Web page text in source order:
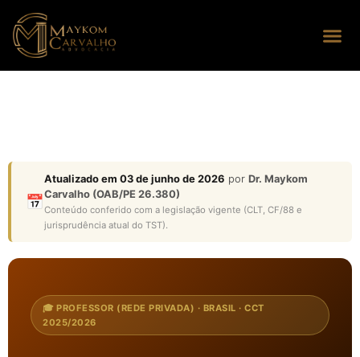
📅
Atualizado em 03 de junho de 2026 por Dr. Maykom
Carvalho (OAB/PE 26.380)
Conteúdo conferido com a legislação vigente (CLT, CF/88 e
jurisprudência atual do TST).
🎓 PROFESSOR (REDE PRIVADA) · BRASIL · CCT
2025/2026